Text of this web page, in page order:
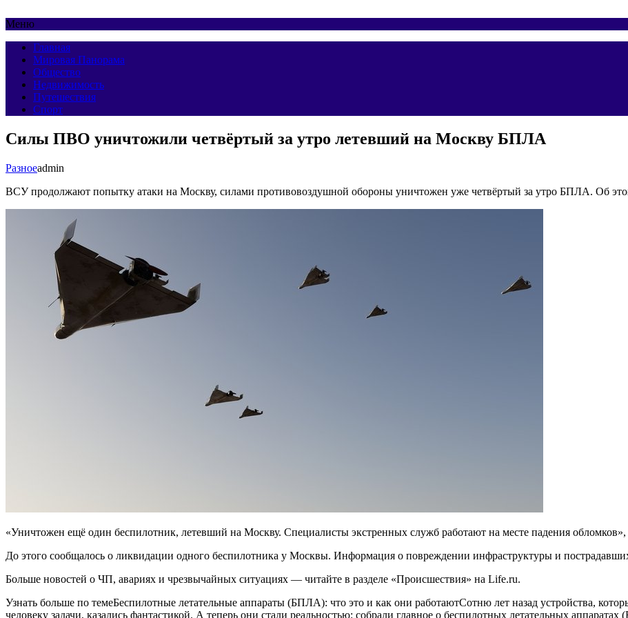
Меню
Главная
Мировая Панорама
Общество
Недвижимость
Путешествия
Спорт
Силы ПВО уничтожили четвёртый за утро летевший на Москву БПЛА
Разноеadmin
ВСУ продолжают попытку атаки на Москву, силами противовоздушной обороны уничтожен уже четвёртый за утро БПЛА. Об
«Уничтожен ещё один беспилотник, летевший на Москву. Специалисты экстренных служб работают на месте падения
До этого сообщалось о ликвидации одного беспилотника у Москвы. Информация о повреждении инфраструктуры и
Больше новостей о ЧП, авариях и чрезвычайных ситуациях — читайте в разделе «Происшествия» на Life.ru.
Узнать больше по темеБеспилотные летательные аппараты (БПЛА): что это и как они работаютСотню лет назад устройства,
человеку задачи, казались фантастикой. А теперь они стали реальностью: собрали главное о беспилотных летательных